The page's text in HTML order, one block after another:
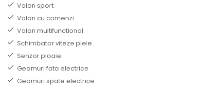
Volan sport
Volan cu comenzi
Volan multifunctional
Schimbator viteze piele
Senzor ploaie
Geamuri fata electrice
Geamuri spate electrice